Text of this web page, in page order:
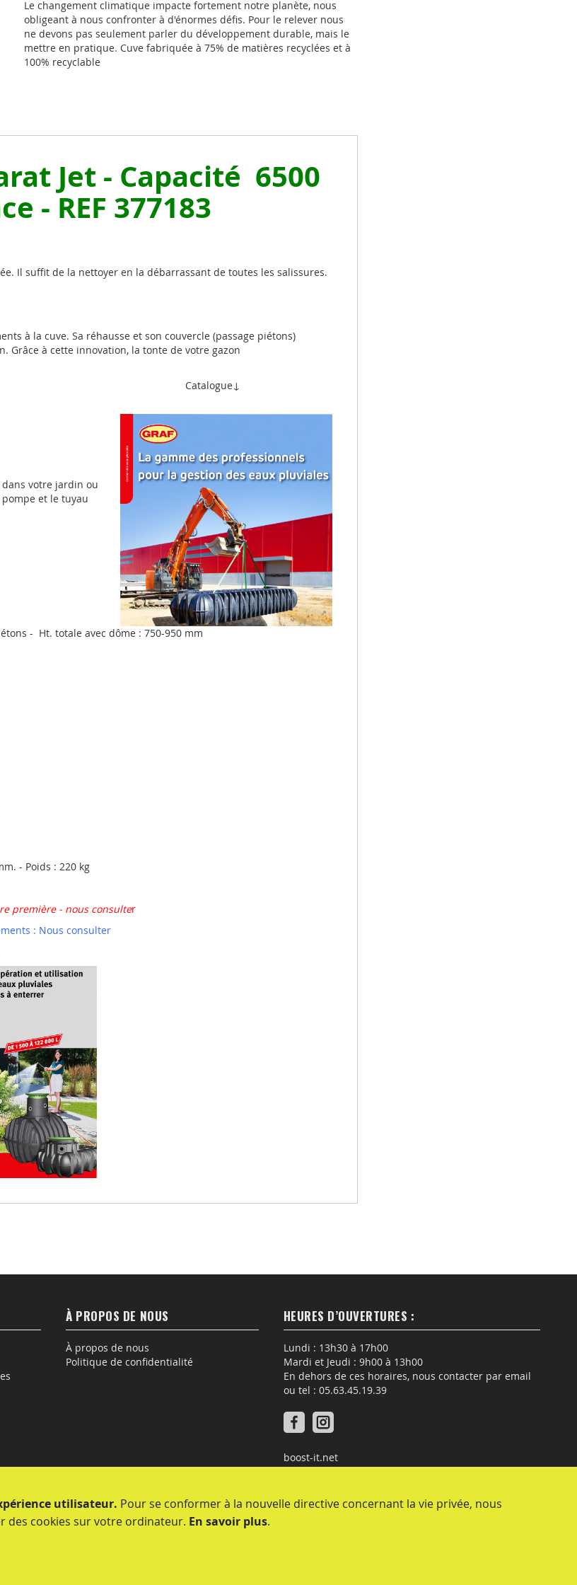
utilisateur. Pour se conformer à la nouvelle directive concernant la vie privée, nous
des cookies sur votre ordinateur. En savoir plus.
Le changement climatique impacte fortement notre planète, nous
obligeant à nous confronter à d'énormes défis. Pour le relever nous
ne devons pas seulement parler du développement durable, mais le
mettre en pratique. Cuve fabriquée à 75% de matières recyclées et à
100% recyclable
Jet - Capacité 6500
- REF 377183
Il suffit de la nettoyer en la débarrassant de toutes les salissures.
à la cuve. Sa réhausse et son couvercle (passage piétons)
à cette innovation, la tonte de votre gazon
votre jardin ou
et le tuyau
- Ht. totale avec dôme : 750-950 mm
- Poids : 220 kg
première - nous consulter
: Nous consulter
À PROPOS DE NOUS
À propos de nous
Politique de confidentialité
HEURES D’OUVERTURES :
Lundi : 13h30 à 17h00
Mardi et Jeudi : 9h00 à 13h00
En dehors de ces horaires, nous contacter par email
ou tel : 05.63.45.19.39
boost-it.net
photovoltaique-agricole-albi.commicro-station-epuration-
station-epuration-montauban.commicro-station-epuration-